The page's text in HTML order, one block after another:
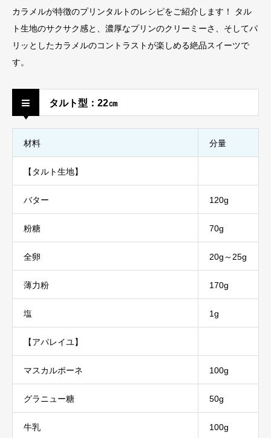
カラメルが特徴のプリンタルトのレシピをご紹介します！ タル
ト生地のサクサク感と、濃厚なプリンのクリーミーさ、そしてパ
リッとしたカラメルのコントラストが楽しめる絶品スイーツで
す。
タルト型：22㎝
材料 分量
【タルト生地】
バター 120g
粉糖 70g
全卵 20g～25g
薄力粉 170g
塩 1g
【アパレイユ】
マスカルポーネ 100g
グラニュー糖 50g
牛乳 100g